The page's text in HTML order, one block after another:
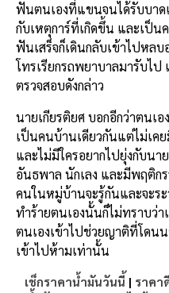
ฟันตนเองที่แขนจนได้รับบาด
กับเหตุการ์ที่เกิดขึ้น และเป็น
ฟันเสร็จก็เดินกลับเข้าไปหล
โทรเรียกรถพยาบาลมารับไป
ตรวจสอบดังกล่าว
นายเกียรติยศ บอกอีกว่าตนเ
เป็นคนบ้านเดียวกันแต่ไม่เค
และไม่มีใครอยากไปยุ่งกับน
อันธพาล นักเลง และมีพฤติก
คนในหมู่บ้านจะรู้กันและจะร
ทำร้ายตนเองนั้นก็ไม่ทราบว่า
ตนเองเข้าไปช่วยญาติที่โด
เข้าไปห้ามเท่านั้น
เช็กราคาน้ำมันวันนี้ | ราคา